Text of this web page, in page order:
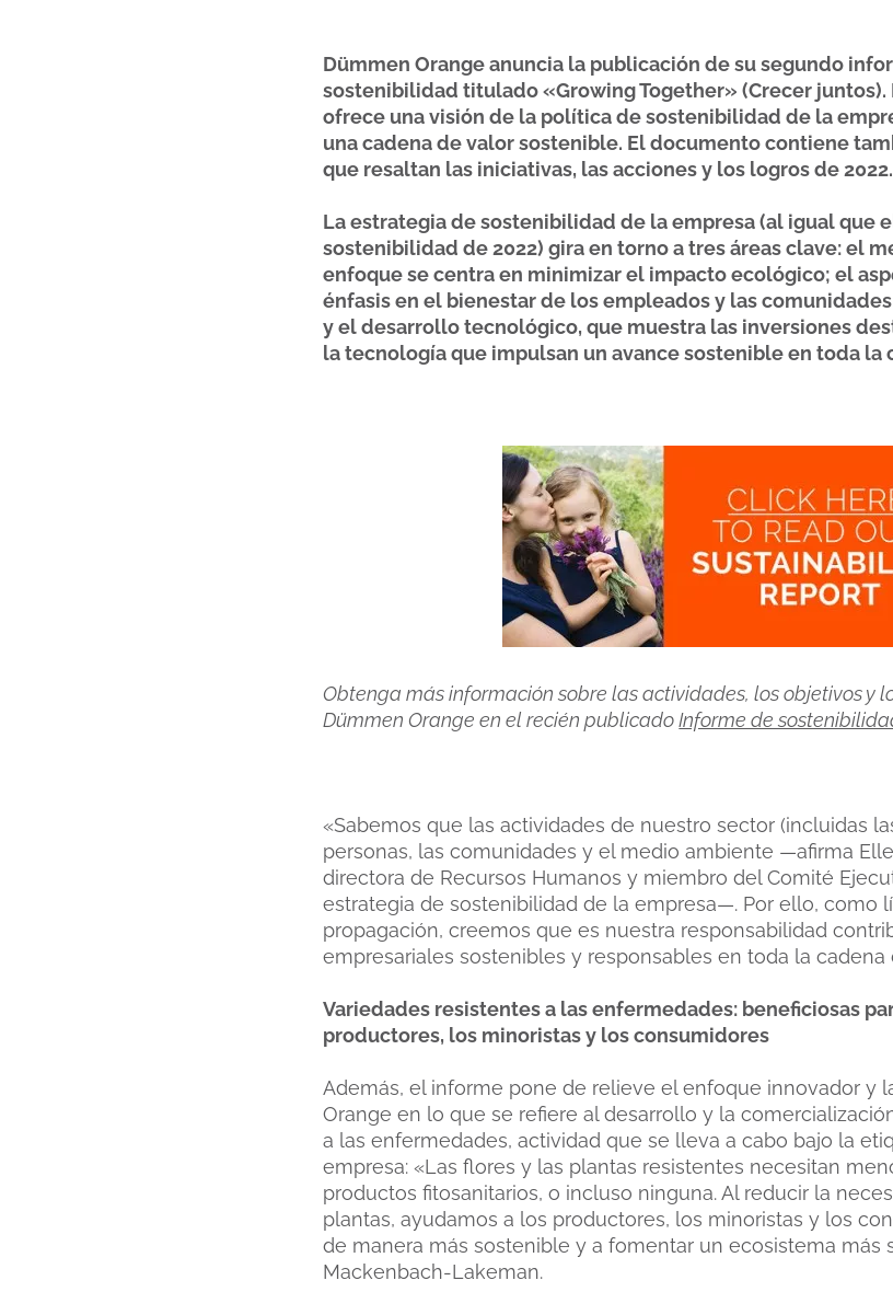
Dümmen Orange anuncia la publicación de su segundo
sostenibilidad titulado «Growing Together» (Crecer
ofrece una visión de la política de sostenibilidad de la
una cadena de valor sostenible. El documento contiene
que resaltan las iniciativas, las acciones y los logros de 2022.
La estrategia de sostenibilidad de la empresa (al igual que
sostenibilidad de 2022) gira en torno a tres áreas clave: el
enfoque se centra en minimizar el impacto ecológico; el
énfasis en el bienestar de los empleados y las
y el desarrollo tecnológico, que muestra las inversiones
la tecnología que impulsan un avance sostenible en toda la
Obtenga más información sobre las actividades, los objetivos y
Dümmen Orange en el recién publicadoInforme de
«Sabemos que las actividades de nuestro sector (incluidas
personas, las comunidades y el medio ambiente —afirma
directora de Recursos Humanos y miembro del Comité
estrategia de sostenibilidad de la empresa—. Por ello, como
propagación, creemos que es nuestra responsabilidad
empresariales sostenibles y responsables en toda la cadena
Variedades resistentes a las enfermedades: beneficiosas
productores, los minoristas y los consumidores
Además, el informe pone de relieve el enfoque innovador y
Orange en lo que se refiere al desarrollo y la
a las enfermedades, actividad que se lleva a cabo bajo la
empresa: «Las flores y las plantas resistentes necesitan
productos fitosanitarios, o incluso ninguna. Al reducir la
plantas, ayudamos a los productores, los minoristas y los
de manera más sostenible y a fomentar un ecosistema más
Mackenbach-Lakeman.